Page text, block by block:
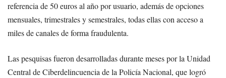
referencia de 50 euros al año por usuario, además de opciones
mensuales, trimestrales y semestrales, todas ellas con acceso a
miles de canales de forma fraudulenta.
Las pesquisas fueron desarrolladas durante meses por la Unidad
Central de Ciberdelincuencia de la Policía Nacional, que logró